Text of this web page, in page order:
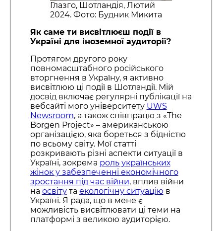
Глазго, Шотландія, Лютий
2024. Фото: Будник Микита
Як саме ти висвітлюєш події в
Україні для іноземної аудиторії?
Протягом другого року
повномасштабного російського
вторгнення в Україну, я активно
висвітлюю ці події в Шотландії. Мій
досвід включає регулярні публікації на
вебсайті мого університету UWS
Newsroom, а також співпрацю з «The
Borgen Project» – американською
організацією, яка бореться з бідністю
по всьому світу. Мої статті
розкривають різні аспекти ситуації в
Україні, зокрема роль українських
жінок у забезпеченні економічного
зростання під час війни, вплив війни
на освітута екологічну ситуацію в
Україні. Я рада, що в мене є
можливість висвітлювати ці теми на
платформі з великою аудиторією.